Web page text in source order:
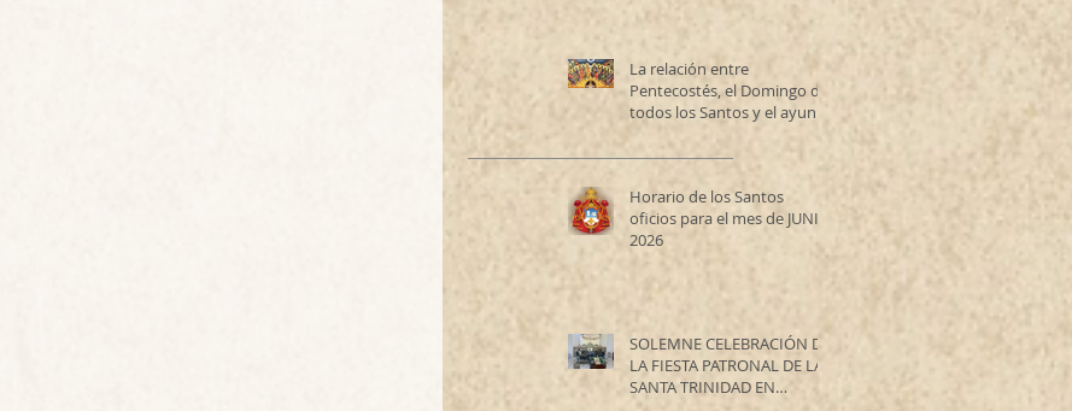
La relación entre
Pentecostés, el Domingo de
todos los Santos y el ayuno
Horario de los Santos
oficios para el mes de JUNIO
2026
SOLEMNE CELEBRACIÓN DE
LA FIESTA PATRONAL DE LA
SANTA TRINIDAD EN